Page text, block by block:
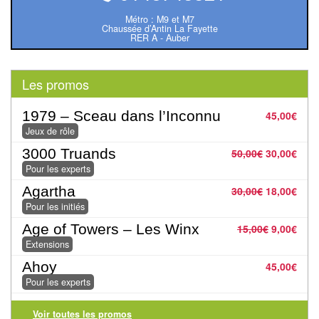
Joueurs
Ambiance
Coopératif
Gestion
Escape
Game
/
Enquête
Jeux
évolutifs
Métro : M9 et M7
Chaussée d’Antin La Fayette
RER A - Auber
Les promos
45,00€
1979 – Sceau dans l’Inconnu
Jeux de rôle
50,00€ 30,00€
3000 Truands
Pour les experts
30,00€ 18,00€
Agartha
Pour les initiés
15,00€ 9,00€
Age of Towers – Les Winx
Extensions
45,00€
Ahoy
Pour les experts
Voir toutes les promos